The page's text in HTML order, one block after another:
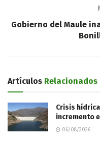
Gobierno del Maule
Artículos Relacionados
Crisis
incremento
06/08/2026